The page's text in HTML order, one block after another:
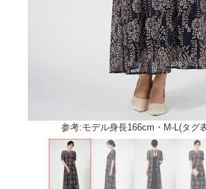
参考:モデル身長166cm・M-L(タグ